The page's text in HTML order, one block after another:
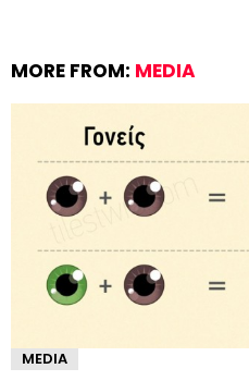
MORE FROM: MEDIA
MEDIA